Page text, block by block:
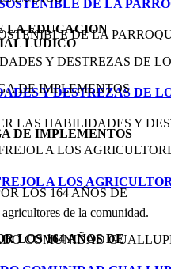
DE LA
DE LA
Y DESTREZAS DE
LAS HABILIDADES Y
A LOS
agricultores de la comunidad.
LA EDUCACION
LUDICO
DE IMPLEMENTOS
LOS 164 AÑOS DE